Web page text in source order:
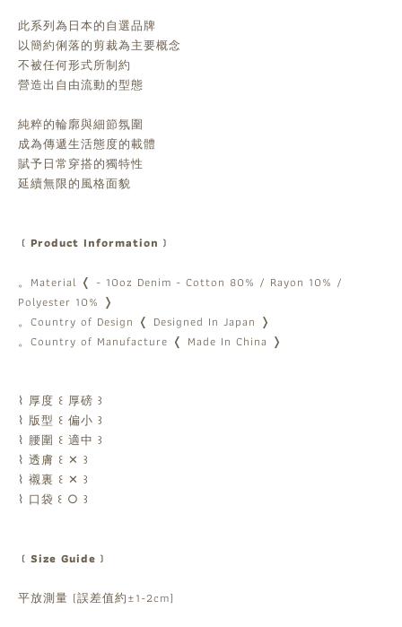
此系列為日本的自選品牌
以簡約俐落的剪裁為主要概念
不被任何形式所制約
營造出自由流動的型態
純粹的輪廓與細節氛圍
成為傳遞生活態度的載體
賦予日常穿搭的獨特性
延續無限的風格面貌
﹝Product Information﹞
。Material ❬ - 10oz Denim - Cotton 80% / Rayon 10% /
Polyester 10% ❭
。Country of Design ❬ Designed In Japan ❭
。Country of Manufacture ❬ Made In China ❭
⌇ 厚度 ꒰ 厚磅 ꒱
⌇ 版型 ꒰ 偏小 ꒱
⌇ 腰圍 ꒰ 適中 ꒱
⌇ 透膚 ꒰ ✕ ꒱
⌇ 襯裏 ꒰ ✕ ꒱
⌇ 口袋 ꒰ ○ ꒱
﹝Size Guide﹞
平放測量 (誤差值約±1-2cm)